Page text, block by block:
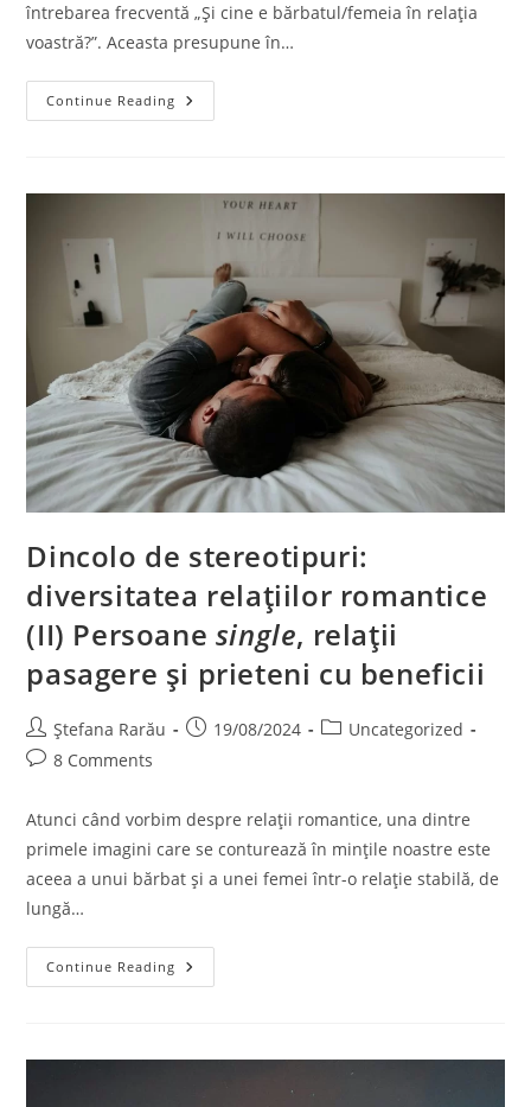
întrebarea frecventă „Și cine e bărbatul/femeia în relația
voastră?”. Aceasta presupune în…
Continue Reading
Dincolo de stereotipuri:
diversitatea relațiilor romantice
(II) Persoane single, relații
pasagere și prieteni cu beneficii
Ștefana Rarău 19/08/2024
Uncategorized
8 Comments
Atunci când vorbim despre relații romantice, una dintre
primele imagini care se conturează în mințile noastre este
aceea a unui bărbat și a unei femei într-o relație stabilă, de
lungă…
Continue Reading